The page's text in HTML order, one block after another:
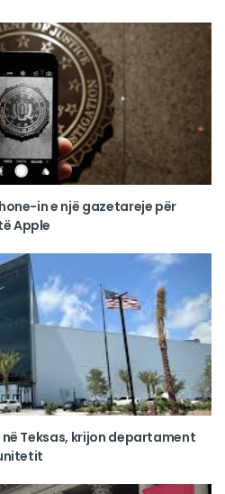
in e një gazetareje për
Apple
në Teksas, krijon departament